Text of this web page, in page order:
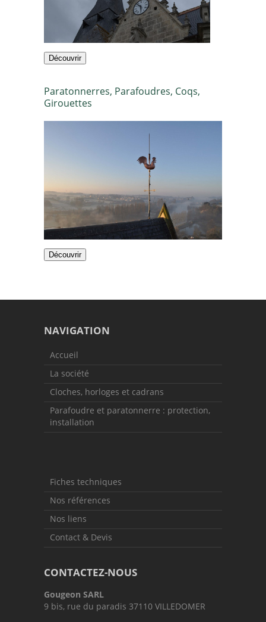
Découvrir
Paratonnerres, Parafoudres, Coqs,
Girouettes
Découvrir
NAVIGATION
Accueil
La société
Cloches, horloges et cadrans
Parafoudre et paratonnerre : protection,
installation
Fiches techniques
Nos références
Nos liens
Contact & Devis
CONTACTEZ-NOUS
Gougeon SARL
9 bis, rue du paradis 37110 VILLEDOMER